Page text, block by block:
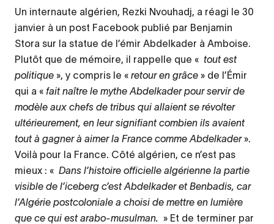
Un internaute algérien, Rezki Nvouhadj, a réagi le 30
janvier à un post Facebook publié par Benjamin
Stora sur la statue de l’émir Abdelkader à Amboise.
Plutôt que de mémoire, il rappelle que « tout est
politique », y compris le « retour en grâce » de l’Émir
qui a « fait naître le mythe Abdelkader pour servir de
modèle aux chefs de tribus qui allaient se révolter
ultérieurement, en leur signifiant combien ils avaient
tout à gagner à aimer la France comme Abdelkader».
Voilà pour la France. Côté algérien, ce n’est pas
mieux : « Dans l’histoire officielle algérienne la partie
visible de l’iceberg c’est Abdelkader et Benbadis, car
l’Algérie postcoloniale a choisi de mettre en lumière
que ce qui est arabo-musulman. » Et de terminer par